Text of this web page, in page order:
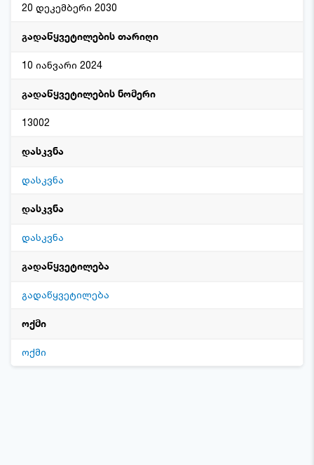
20 დეკემბერი 2030
გადაწყვეტილების თარიღი
10 იანვარი 2024
გადაწყვეტილების ნომერი
13002
დასკვნა
დასკვნა
დასკვნა
დასკვნა
გადაწყვეტილება
გადაწყვეტილება
ოქმი
ოქმი